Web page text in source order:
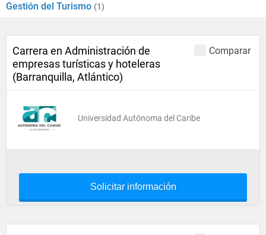
Gestión del Turismo (1)
Comparar
Carrera en Administración de
empresas turísticas y hoteleras
(Barranquilla, Atlántico)
Universidad Autónoma del Caribe
Solicitar información